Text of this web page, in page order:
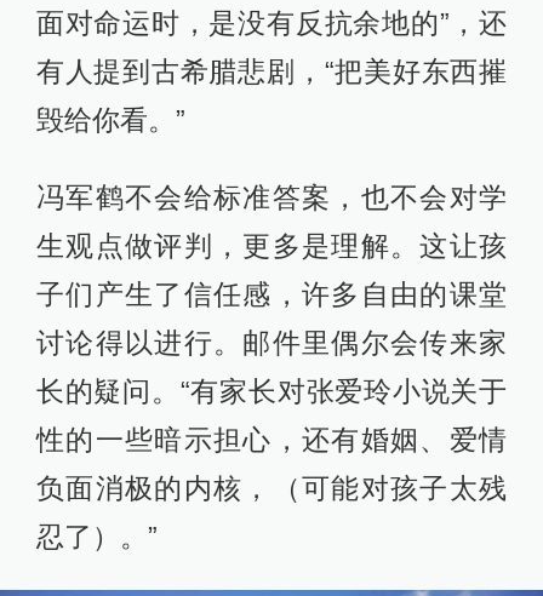
面对命运时，是没有反抗余地的”，还
有人提到古希腊悲剧，“把美好东西摧
毁给你看。”
冯军鹤不会给标准答案，也不会对学
生观点做评判，更多是理解。这让孩
子们产生了信任感，许多自由的课堂
讨论得以进行。邮件里偶尔会传来家
长的疑问。“有家长对张爱玲小说关于
性的一些暗示担心，还有婚姻、爱情
负面消极的内核，（可能对孩子太残
忍了）。”